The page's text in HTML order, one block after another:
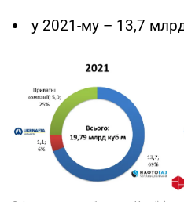
у 2021-му – 13,7